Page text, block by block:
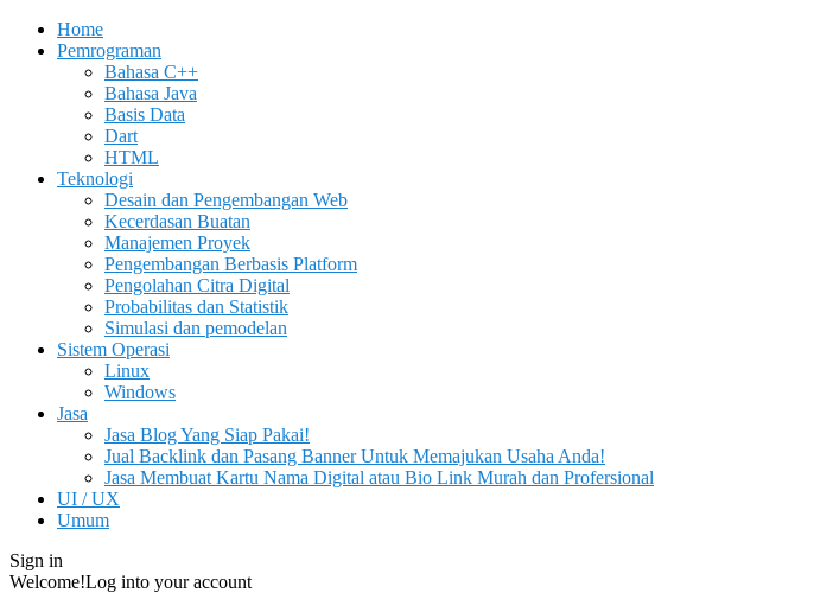
Home
Pemrograman
Bahasa C++
Bahasa Java
Basis Data
Dart
HTML
Teknologi
Desain dan Pengembangan Web
Kecerdasan Buatan
Manajemen Proyek
Pengembangan Berbasis Platform
Pengolahan Citra Digital
Probabilitas dan Statistik
Simulasi dan pemodelan
Sistem Operasi
Linux
Windows
Jasa
Jasa Blog Yang Siap Pakai!
Jual Backlink dan Pasang Banner Untuk Memajukan Usaha Anda!
Jasa Membuat Kartu Nama Digital atau Bio Link Murah dan Profersional
UI / UX
Umum
Sign in
Welcome!Log into your account